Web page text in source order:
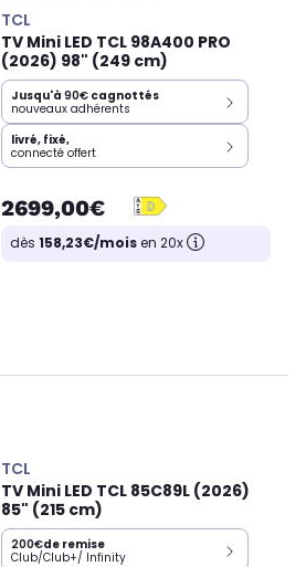
TCL
TV Mini LED TCL 98A400 PRO
(2026) 98" (249 cm)
Jusqu'à 90€ cagnottés
nouveaux adhérents
livré, fixé,
connecté offert
2699,00€
dès 158,23€/moisen 20x
TCL
TV Mini LED TCL 85C89L (2026)
85" (215 cm)
200€de remise
Club/Club+/ Infinity